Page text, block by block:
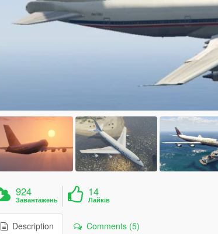
924
Завантажень
14
Лайків
Description Comments (5)